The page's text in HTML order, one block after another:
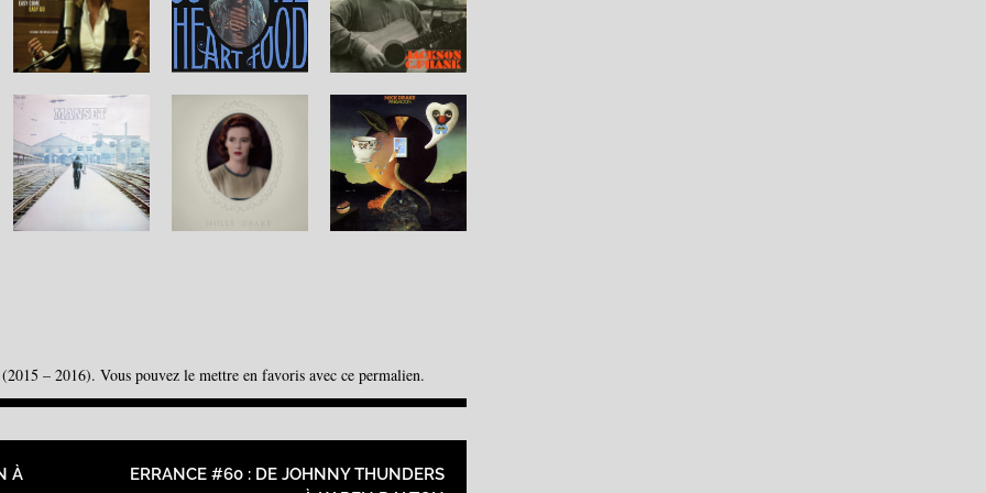
– 2016). Vous pouvez le mettre en favoris avec ce permalien.
À
ERRANCE #60 : DE JOHNNY THUNDERS